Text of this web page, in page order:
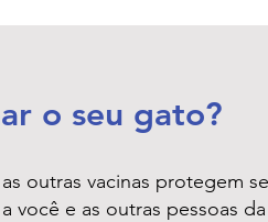
o seu gato?
outras vacinas protegem
e as outras pessoas da